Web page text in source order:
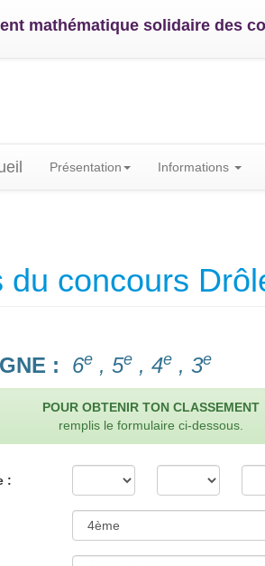
mathématique solidaire des
Présentation Informations
du concours
: 6e, 5e, 4e, 3e
POUR OBTENIR TON CLASSEMENT
remplis le formulaire ci-dessous.
: